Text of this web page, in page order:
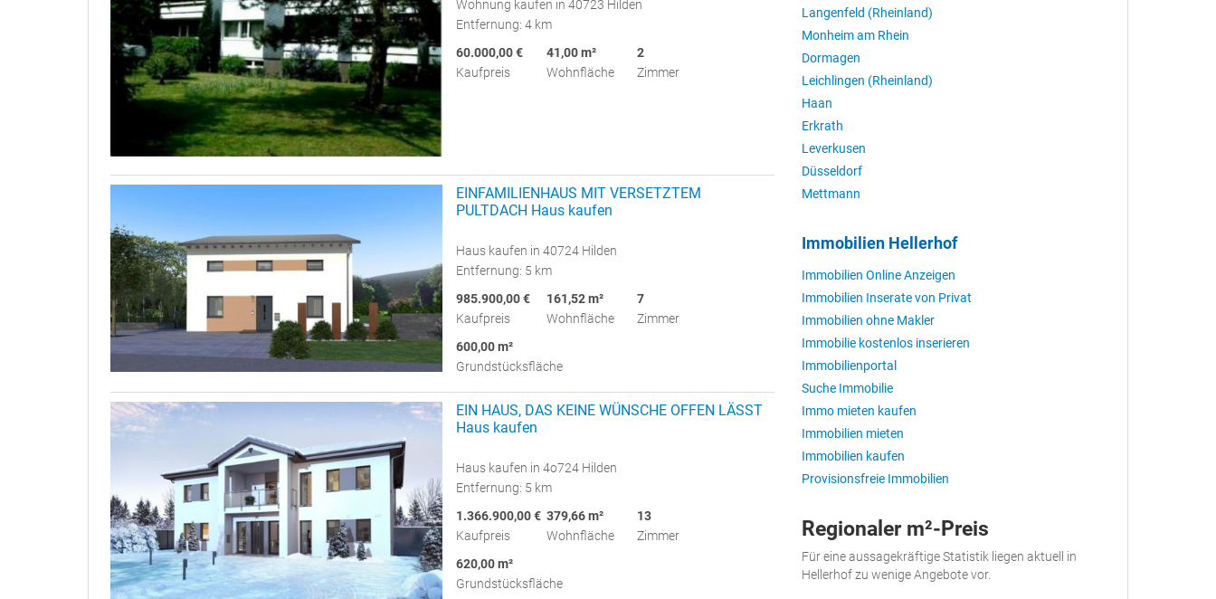
Wohnung kaufen in 40723 Hilden
Entfernung: 4 km
60.000,00 €
Kaufpreis
41,00 m²
Wohnfläche
2
Zimmer
EINFAMILIENHAUS MIT VERSETZTEM
PULTDACH Haus kaufen
Haus kaufen in 40724 Hilden
Entfernung: 5 km
985.900,00 €
Kaufpreis
161,52 m²
Wohnfläche
7
Zimmer
600,00 m²
Grundstücksfläche
EIN HAUS, DAS KEINE WÜNSCHE OFFEN LÄSST
Haus kaufen
Haus kaufen in 4o724 Hilden
Entfernung: 5 km
1.366.900,00 €
Kaufpreis
379,66 m²
Wohnfläche
13
Zimmer
620,00 m²
Grundstücksfläche
Langenfeld (Rheinland)
Monheim am Rhein
Dormagen
Leichlingen (Rheinland)
Haan
Erkrath
Leverkusen
Düsseldorf
Mettmann
Immobilien Hellerhof
Immobilien Online Anzeigen
Immobilien Inserate von Privat
Immobilien ohne Makler
Immobilie kostenlos inserieren
Immobilienportal
Suche Immobilie
Immo mieten kaufen
Immobilien mieten
Immobilien kaufen
Provisionsfreie Immobilien
Regionaler m²-Preis
Für eine aussagekräftige Statistik liegen aktuell in
Hellerhof zu wenige Angebote vor.